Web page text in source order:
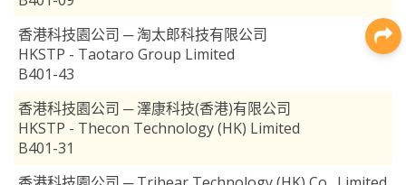
香港科技園公司 ─ 淘太郎科技有限公司
HKSTP - Taotaro Group Limited
B401-43
香港科技園公司 ─ 澤康科技(香港)有限公司
HKSTP - Thecon Technology (HK) Limited
B401-31